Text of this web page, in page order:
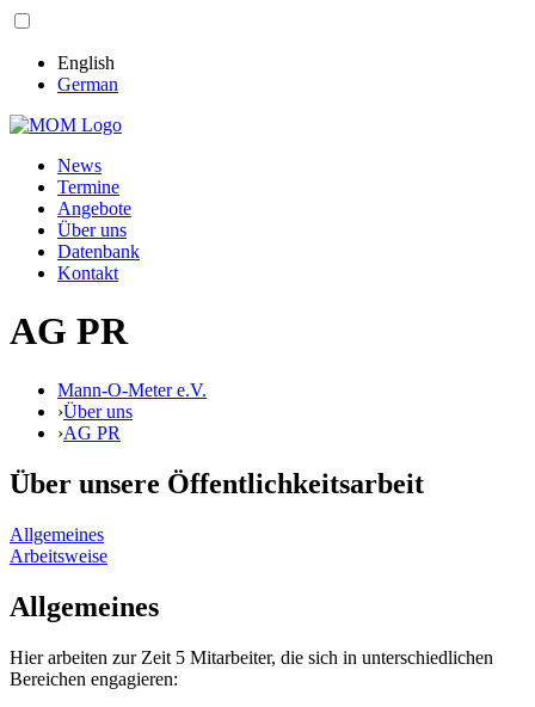
English
German
News
Termine
Angebote
Über uns
Datenbank
Kontakt
AG PR
Mann-O-Meter e.V.
›Über uns
›AG PR
Über unsere Öffentlichkeitsarbeit
Allgemeines
Arbeitsweise
Allgemeines
Hier arbeiten zur Zeit 5 Mitarbeiter, die sich in unterschiedlichen
Bereichen engagieren: